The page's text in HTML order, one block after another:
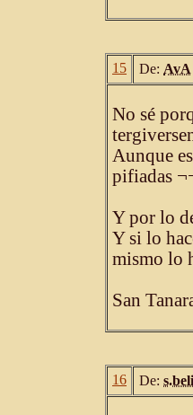
15 De: AvA
No sé
Aunque
pifiadas
Y por lo
Y si lo
mismo lo
San
16 De: